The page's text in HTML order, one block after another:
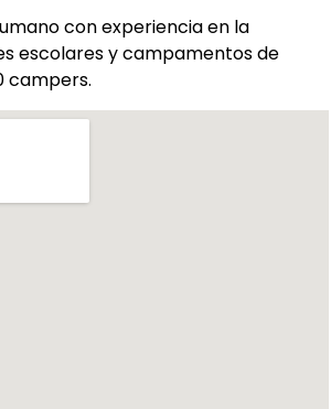
con experiencia en la
escolares y campamentos de
campers.